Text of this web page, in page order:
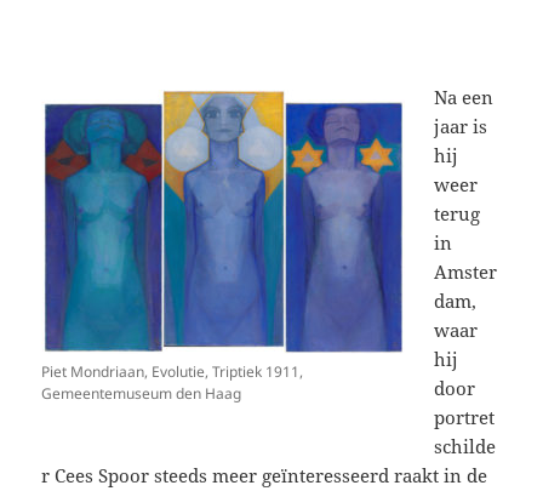
Piet Mondriaan, Evolutie, Triptiek 1911,
Gemeentemuseum den Haag
Na een
jaar is
hij
weer
terug
in
Amster
dam,
waar
hij
door
portret
schilde
r Cees Spoor steeds meer geïnteresseerd raakt in de